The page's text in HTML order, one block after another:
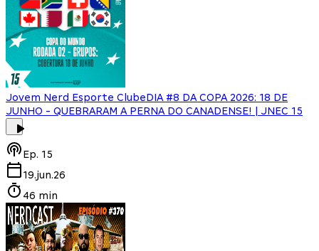
Jovem Nerd Esporte ClubeDIA #8 DA COPA 2026: 18 DE
JUNHO - QUEBRARAM A PERNA DO CANADENSE! | JNEC 15
Ep. 15
19.jun.26
46 min